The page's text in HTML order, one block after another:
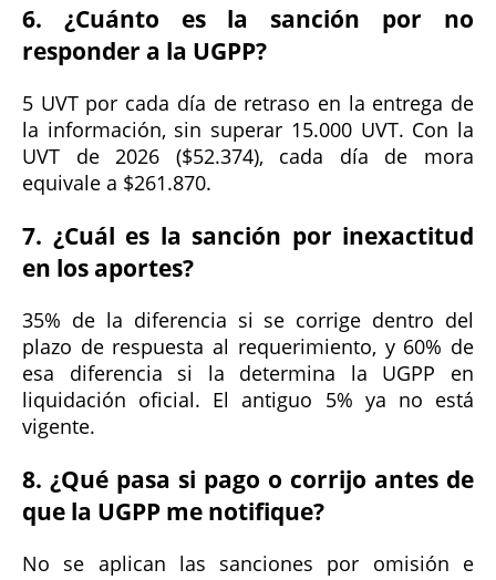
6. ¿Cuánto es la sanción por no
responder a la UGPP?
5 UVT por cada día de retraso en la entrega de
la información, sin superar 15.000 UVT. Con la
UVT de 2026 ($52.374), cada día de mora
equivale a $261.870.
7. ¿Cuál es la sanción por inexactitud
en los aportes?
35% de la diferencia si se corrige dentro del
plazo de respuesta al requerimiento, y 60% de
esa diferencia si la determina la UGPP en
liquidación oficial. El antiguo 5% ya no está
vigente.
8. ¿Qué pasa si pago o corrijo antes de
que la UGPP me notifique?
No se aplican las sanciones por omisión e